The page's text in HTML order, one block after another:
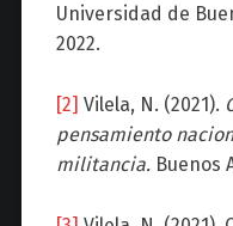
Universidad de
2022.
[2] Vilela, N. (2021).
pensamiento
militancia.Buenos